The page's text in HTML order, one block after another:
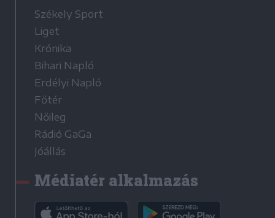
Székely Sport
Liget
Krónika
Bihari Napló
Erdélyi Napló
Főtér
Nőileg
Rádió GaGa
Jóállás
Médiatér alkalmazás